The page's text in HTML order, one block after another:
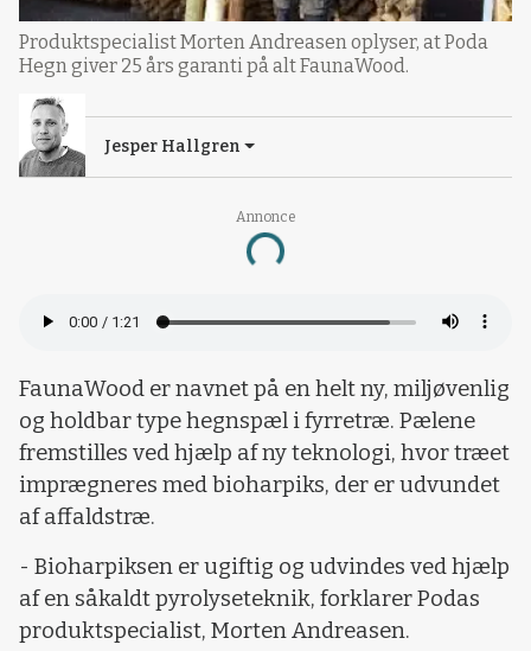
Annonce
Loading...
Produktspecialist Morten Andreasen oplyser, at Poda
Hegn giver 25 års garanti på alt FaunaWood.
Jesper Hallgren
FaunaWood er navnet på en helt ny, miljøvenlig
og holdbar type hegnspæl i fyrretræ. Pælene
fremstilles ved hjælp af ny teknologi, hvor træet
imprægneres med bioharpiks, der er udvundet
af affaldstræ.
- Bioharpiksen er ugiftig og udvindes ved hjælp
af en såkaldt pyrolyseteknik, forklarer Podas
produktspecialist, Morten Andreasen.